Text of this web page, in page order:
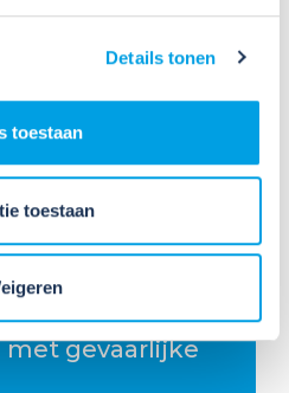
Details tonen
toestaan
toestaan
heb je nodig om
gevaarlijke